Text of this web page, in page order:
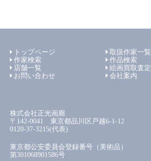
トップページ
取扱作家一覧
作家検索
作品検索
店舗一覧
絵画買取査定
お問い合わせ
会社案内
株式会社正光画廊
〒142-0041 東京都品川区戸越6-1-12
0120-37-3215(代表)
東京都公安委員会登録番号（美術品）
第301068901586号